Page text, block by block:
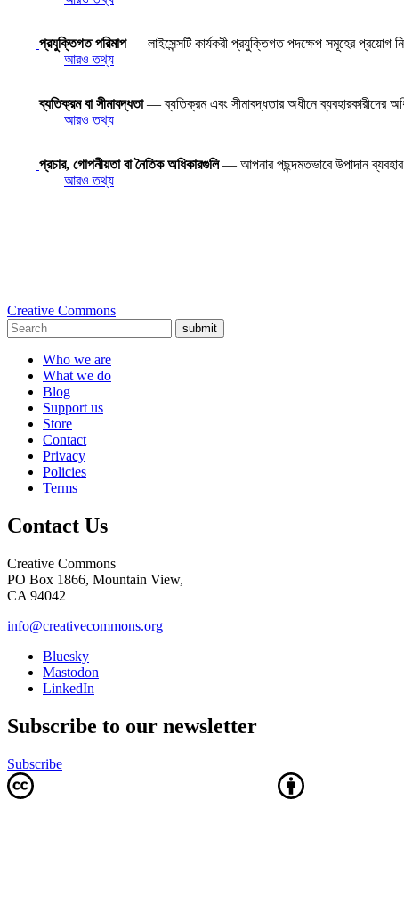
প্রযুক্তিগত পরিমাপ— লাইসেন্সটি কার্যকরী প্রযুক্তিগত পদক্ষেপ সমূহের প্রয়োগ
আরও তথ্য
ব্যতিক্রম বা সীমাবদ্ধতা— ব্যতিক্রম এবং সীমাবদ্ধতার অধীনে ব্যবহারকারীদের
আরও তথ্য
প্রচার, গোপনীয়তা বা নৈতিক অধিকারগুলি— আপনার পছন্দমতভাবে উপাদান
আরও তথ্য
Creative Commons
submit
Who we are
What we do
Blog
Support us
Store
Contact
Privacy
Policies
Terms
Contact Us
Creative Commons
PO Box 1866, Mountain View,
CA 94042
info@creativecommons.org
Bluesky
Mastodon
LinkedIn
Subscribe to our newsletter
Subscribe